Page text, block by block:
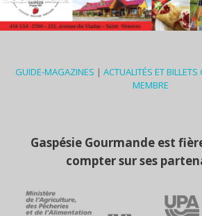
GUIDE-MAGAZINES | ACTUALITÉS ET
MEMBRE
Gaspésie Gourmande est
compter sur ses